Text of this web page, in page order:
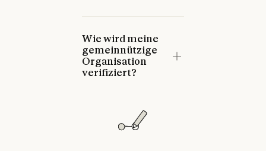
Wie wird meine
gemeinnützige
Organisation
verifiziert?